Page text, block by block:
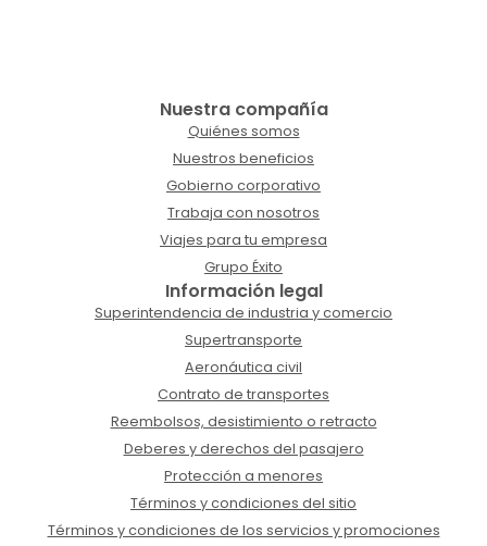
Nuestra compañía
Quiénes somos
Nuestros beneficios
Gobierno corporativo
Trabaja con nosotros
Viajes para tu empresa
Grupo Éxito
Información legal
Superintendencia de industria y comercio
Supertransporte
Aeronáutica civil
Contrato de transportes
Reembolsos, desistimiento o retracto
Deberes y derechos del pasajero
Protección a menores
Términos y condiciones del sitio
Términos y condiciones de los servicios y promociones